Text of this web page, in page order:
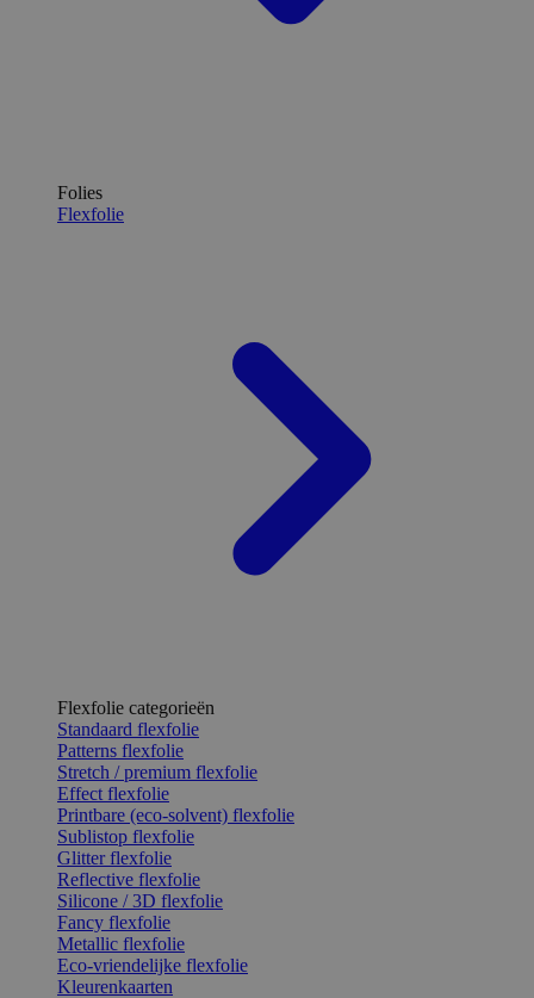
Folies
Flexfolie
Flexfolie categorieën
Standaard flexfolie
Patterns flexfolie
Stretch / premium flexfolie
Effect flexfolie
Printbare (eco-solvent) flexfolie
Sublistop flexfolie
Glitter flexfolie
Reflective flexfolie
Silicone / 3D flexfolie
Fancy flexfolie
Metallic flexfolie
Eco-vriendelijke flexfolie
Kleurenkaarten